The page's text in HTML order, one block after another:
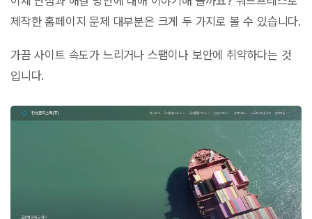
제작한 홈페이지 문제 대부분은 크게 두 가지로 볼 수 있습니다.
가끔 사이트 속도가 느리거나 스팸이나 보안에 취약하다는 것
입니다.